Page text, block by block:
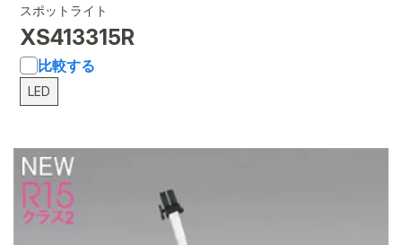
スポットライト
XS413315R
比較する
LED